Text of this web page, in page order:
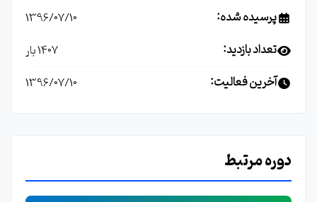
پرسیده شده: 1396/07/10
تعداد بازدید: 1407 بار
آخرین فعالیت: 1396/07/10
دوره مرتبط